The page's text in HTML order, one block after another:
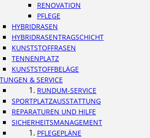
RENOVATION
PFLEGE
HYBRIDRASEN
HYBRIDRASENTRAGSCHICHT
KUNSTSTOFFRASEN
TENNENPLATZ
KUNSTSTOFFBELÄGE
& SERVICE
RUNDUM-SERVICE
SPORTPLATZAUSSTATTUNG
REPARATUREN UND HILFE
SICHERHEITSMANAGEMENT
PFLEGEPLÄNE